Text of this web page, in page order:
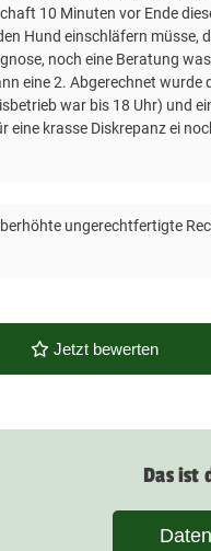
10 Minuten vor Ende
Hund einschläfern
noch eine Beratung
eine 2. Abgerechnet
war bis 18 Uhr) und
eine krasse Diskrepanz ei
ungerechtfertigte
Jetzt bewerten
Das ist